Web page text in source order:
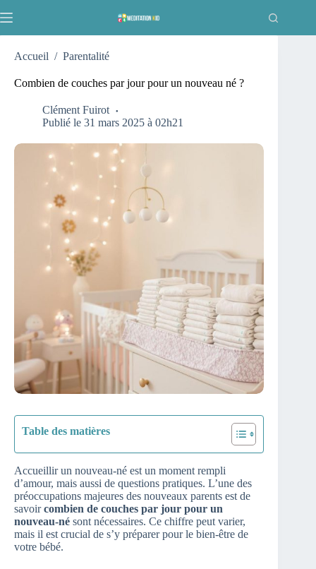
au
Accueil / Parentalité
Combien de couches par jour pour un nouveau né ?
Clément Fuirot
Publié le 31 mars 2025 à 02h21
Table des matières
Accueillir un nouveau-né est un moment rempli
d’amour, mais aussi de questions pratiques. L’une des
préoccupations majeures des nouveaux parents est de
savoircombien de couches par jour pour un
nouveau-né sont nécessaires. Ce chiffre peut varier,
mais il est crucial de s’y préparer pour le bien-être de
votre bébé.